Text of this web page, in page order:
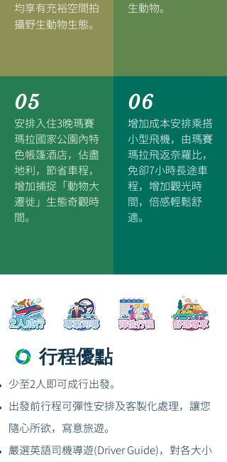
均享有充裕空間拍
攝野生動物生態。
05
安排入住3晚瑪賽
瑪拉國家公園內特
色帳篷酒店，佔盡
地利，節省車程，
增加捕捉「動物大
遷徙」生態奇觀時
間。
生動物。
06
增加成本安排乘搭
小型飛機，由瑪賽
瑪拉飛返奈羅比，
免卻7小時長途車
程，增加觀光時
間，倍感輕鬆舒
適。
行程優點
少至2人即可成行出發。
出發前行程可彈性安排及客製化處理，讓您
隨心所欲，寫意旅遊。
嚴選英語司機導遊(Driver Guide)，對各大小